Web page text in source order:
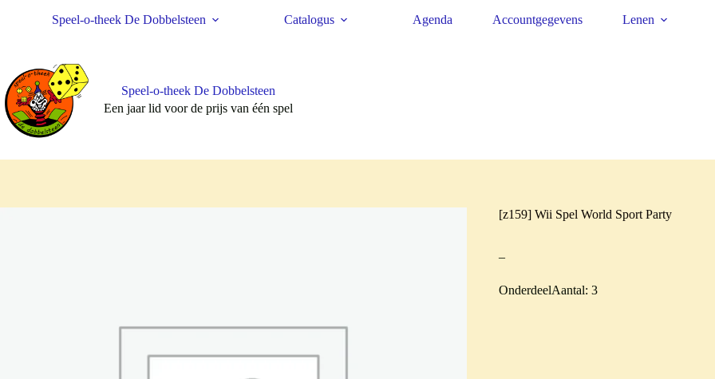
Speel-o-theek De Dobbelsteen Catalogus Agenda Accountgegevens Lenen
Speel-o-theek De Dobbelsteen
Een jaar lid voor de prijs van één spel
[z159] Wii Spel World Sport Party
–
OnderdeelAantal: 3